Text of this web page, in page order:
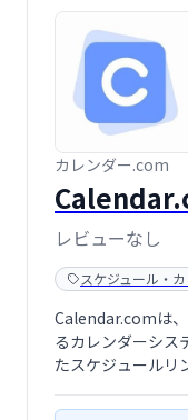
カレンダー.com
レビューなし
スケジュール・
Calendar.comは
るカレンダーシス
たスケジュールリ
ール管理を実現し